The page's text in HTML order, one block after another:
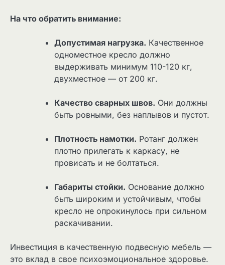
На что обратить внимание:
Допустимая нагрузка. Качественное
одноместное кресло должно
выдерживать минимум 110-120 кг,
двухместное — от 200 кг.
Качество сварных швов. Они должны
быть ровными, без наплывов и пустот.
Плотность намотки. Ротанг должен
плотно прилегать к каркасу, не
провисать и не болтаться.
Габариты стойки. Основание должно
быть широким и устойчивым, чтобы
кресло не опрокинулось при сильном
раскачивании.
Инвестиция в качественную подвесную мебель —
это вклад в свое психоэмоциональное здоровье.